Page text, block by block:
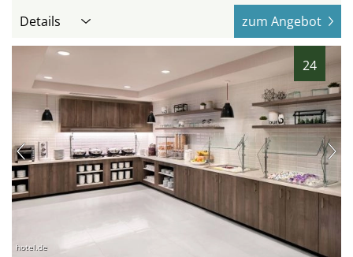
Details zum Angebot
24
hotel.de